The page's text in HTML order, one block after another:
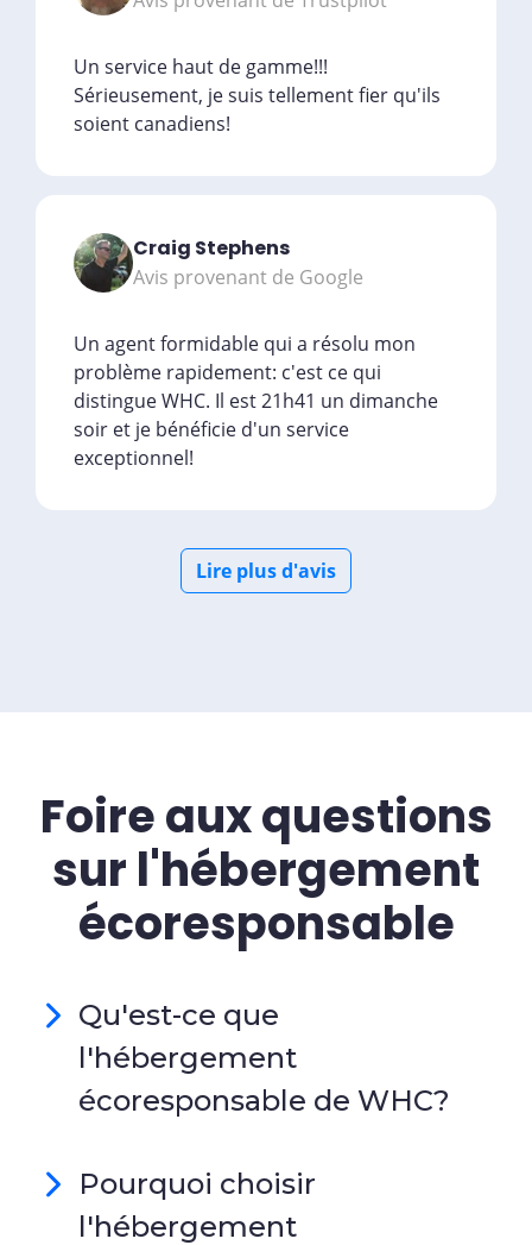
Un service haut de gamme!!!
Sérieusement, je suis tellement fier qu'ils
soient canadiens!
Craig Stephens
Avis provenant de Google
Un agent formidable qui a résolu mon
problème rapidement: c'est ce qui
distingue WHC. Il est 21h41 un dimanche
soir et je bénéficie d'un service
exceptionnel!
Lire plus d'avis
Foire aux questions
sur l'hébergement
écoresponsable
Qu'est-ce que
l'hébergement
écoresponsable de WHC?
Pourquoi choisir
l'hébergement